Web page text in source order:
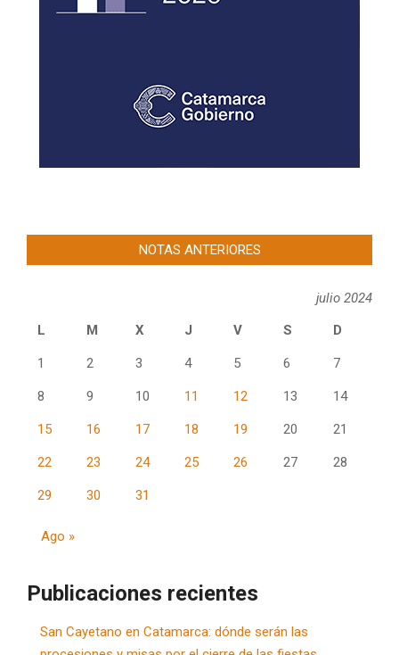
NOTAS ANTERIORES
julio 2024
L
M X J V S D
1 2 3 4 5 6 7
8 9 10 11 12 13 14
15 16 17 18 19 20 21
22 23 24 25 26 27 28
29 30 31
Ago »
Publicaciones recientes
San Cayetano en Catamarca: dónde serán las